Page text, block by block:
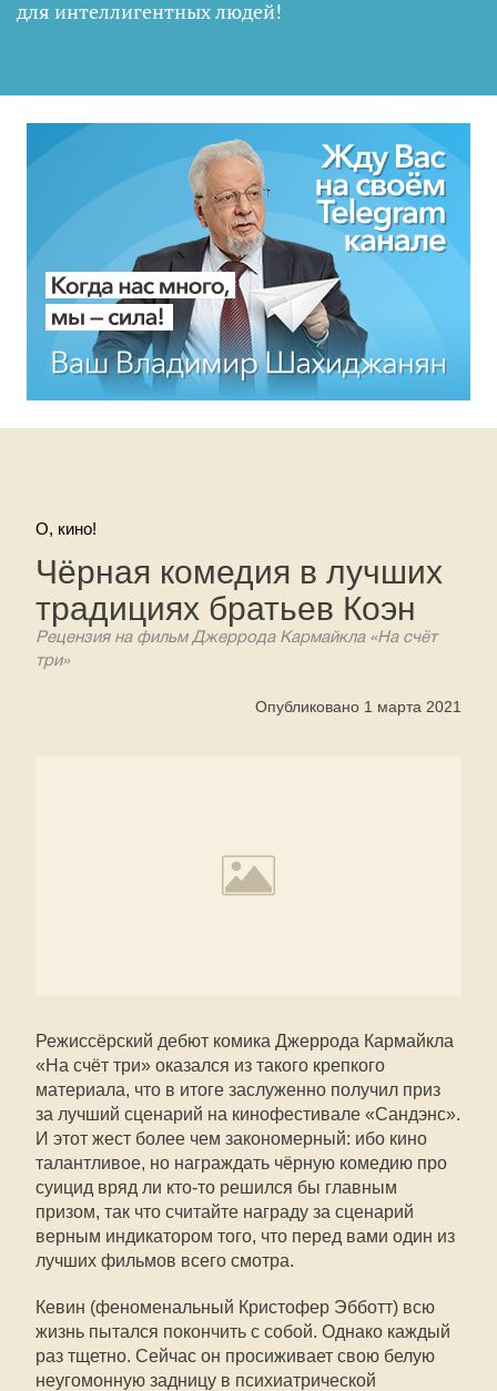
для интеллигентных людей!
О, кино!
Чёрная комедия в лучших
традициях братьев Коэн
Рецензия на фильм Джеррода Кармайкла «На счёт
три»
Опубликовано 1 марта 2021
Режиссёрский дебют комика Джеррода Кармайкла
«На счёт три» оказался из такого крепкого
материала, что в итоге заслуженно получил приз
за лучший сценарий на кинофестивале «Сандэнс».
И этот жест более чем закономерный: ибо кино
талантливое, но награждать чёрную комедию про
суицид вряд ли кто-то решился бы главным
призом, так что считайте награду за сценарий
верным индикатором того, что перед вами один из
лучших фильмов всего смотра.
Кевин (феноменальный Кристофер Эбботт) всю
жизнь пытался покончить с собой. Однако каждый
раз тщетно. Сейчас он просиживает свою белую
неугомонную задницу в психиатрической